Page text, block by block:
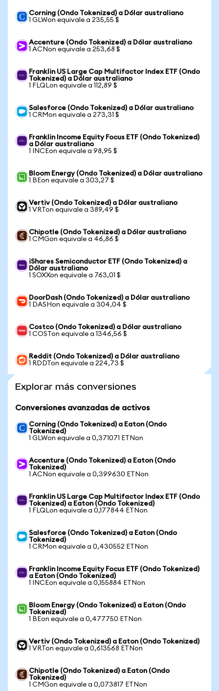
Corning (Ondo Tokenized) a Dólar australiano
1 GLWon equivale a 235,55 $
Accenture (Ondo Tokenized) a Dólar australiano
1 ACNon equivale a 253,68 $
Franklin US Large Cap Multifactor Index ETF (Ondo
Tokenized) a Dólar australiano
1 FLQLon equivale a 112,89 $
Salesforce (Ondo Tokenized) a Dólar australiano
1 CRMon equivale a 273,31 $
Franklin Income Equity Focus ETF (Ondo Tokenized)
a Dólar australiano
1 INCEon equivale a 98,95 $
Bloom Energy (Ondo Tokenized) a Dólar australiano
1 BEon equivale a 303,27 $
Vertiv (Ondo Tokenized) a Dólar australiano
1 VRTon equivale a 389,49 $
Chipotle (Ondo Tokenized) a Dólar australiano
1 CMGon equivale a 46,86 $
iShares Semiconductor ETF (Ondo Tokenized) a
Dólar australiano
1 SOXXon equivale a 763,01 $
DoorDash (Ondo Tokenized) a Dólar australiano
1 DASHon equivale a 304,04 $
Costco (Ondo Tokenized) a Dólar australiano
1 COSTon equivale a 1346,56 $
Reddit (Ondo Tokenized) a Dólar australiano
1 RDDTon equivale a 224,73 $
Explorar más conversiones
Conversiones avanzadas de activos
Corning (Ondo Tokenized) a Eaton (Ondo
Tokenized)
1 GLWon equivale a 0,371071 ETNon
Accenture (Ondo Tokenized) a Eaton (Ondo
Tokenized)
1 ACNon equivale a 0,399630 ETNon
Franklin US Large Cap Multifactor Index ETF (Ondo
Tokenized) a Eaton (Ondo Tokenized)
1 FLQLon equivale a 0,177844 ETNon
Salesforce (Ondo Tokenized) a Eaton (Ondo
Tokenized)
1 CRMon equivale a 0,430552 ETNon
Franklin Income Equity Focus ETF (Ondo Tokenized)
a Eaton (Ondo Tokenized)
1 INCEon equivale a 0,155884 ETNon
Bloom Energy (Ondo Tokenized) a Eaton (Ondo
Tokenized)
1 BEon equivale a 0,477750 ETNon
Vertiv (Ondo Tokenized) a Eaton (Ondo Tokenized)
1 VRTon equivale a 0,613568 ETNon
Chipotle (Ondo Tokenized) a Eaton (Ondo
Tokenized)
1 CMGon equivale a 0,073817 ETNon